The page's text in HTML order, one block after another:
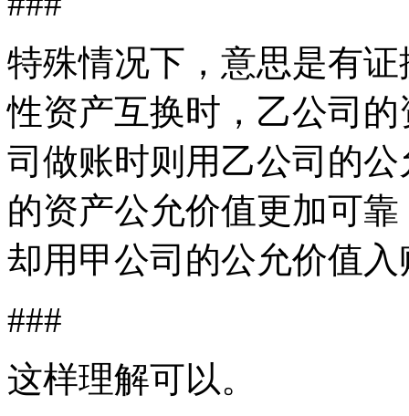
特殊情况下，意思是有
性资产互换时，乙公司
司做账时则用乙公司的
的资产公允价值更加可
却用甲公司的公允价值入
###
这样理解可以。